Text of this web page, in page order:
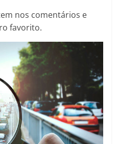
nos comentários e
favorito.